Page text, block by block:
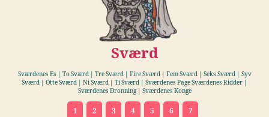
Sværd
Sværdenes Es | To Sværd | Tre Sværd | Fire Sværd | Fem Sværd | Seks Sværd | Syv
Sværd | Otte Sværd | Ni Sværd | Ti Sværd | Sværdenes Page Sværdenes Ridder |
Sværdenes Dronning | Sværdenes Konge
1 2 3 4 5 6 7